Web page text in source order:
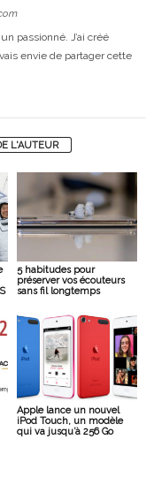
passionné. J’ai créé
envie de partager cette
L'AUTEUR
5 habitudes pour
préserver vos écouteurs
sans fil longtemps
Apple lance un nouvel
iPod Touch, un modèle
qui va jusqu’à 256 Go